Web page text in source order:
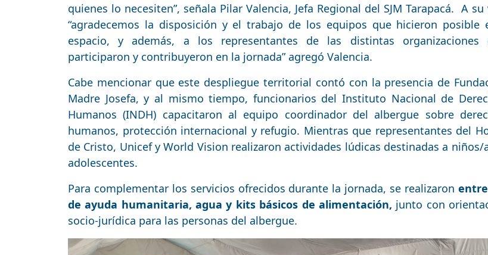
quienes lo necesiten”, señala Pilar Valencia, Jefa Regional del SJM Tarapacá. A su
“agradecemos la disposición y el trabajo de los equipos que hicieron posible
espacio, y además, a los representantes de las distintas organizaciones
participaron y contribuyeron en la jornada” agregó Valencia.
Cabe mencionar que este despliegue territorial contó con la presencia de
Madre Josefa, y al mismo tiempo, funcionarios del Instituto Nacional de
Humanos (INDH) capacitaron al equipo coordinador del albergue sobre
humanos, protección internacional y refugio. Mientras que representantes del
de Cristo, Unicef y World Vision realizaron actividades lúdicas destinadas a niños/
adolescentes.
Para complementar los servicios ofrecidos durante la jornada, se realizaron
de ayuda humanitaria, agua y kits básicos de alimentación, junto con
socio-jurídica para las personas del albergue.